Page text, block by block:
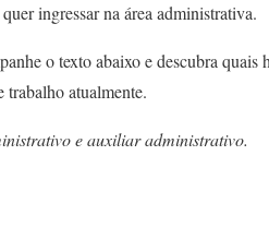
ingressar na área administrativa.
o texto abaixo e descubra quais
trabalho atualmente.
e auxiliar administrativo.